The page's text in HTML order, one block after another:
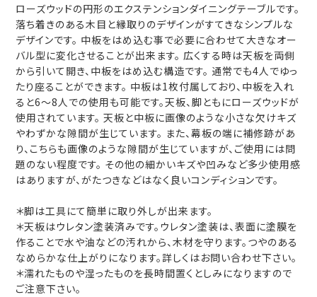
ローズウッドの円形のエクステンションダイニングテーブルです。
落ち着きのある木目と縁取りのデザインがすてきなシンプルな
デザインです。 中板をはめ込む事で必要に合わせて大きなオー
バル型に変化させることが出来ます。 広くする時は天板を両側
から引いて開き、中板をはめ込む構造です。 通常でも4人でゆっ
たり座ることができます。 中板は1枚付属しており、中板を入れ
ると6～8人での使用も可能です。天板、脚ともにローズウッドが
使用されています。 天板と中板に画像のような小さな欠けキズ
やわずかな隙間が生じています。 また、幕板の端に補修跡があ
り、こちらも画像のような隙間が生じていますが、ご使用には問
題のない程度です。 その他の細かいキズや凹みなど多少使用感
はありますが、がたつきなどはなく良いコンディションです。
＊脚は工具にて簡単に取り外しが出来ます。
＊天板はウレタン塗装済みです。ウレタン塗装は、表面に塗膜を
作ることで水や油などの汚れから、木材を守ります。つやのある
なめらかな仕上がりになります。詳しくはお問い合わせ下さい。
＊濡れたものや湿ったものを長時間置くとしみになりますので
ご注意下さい。